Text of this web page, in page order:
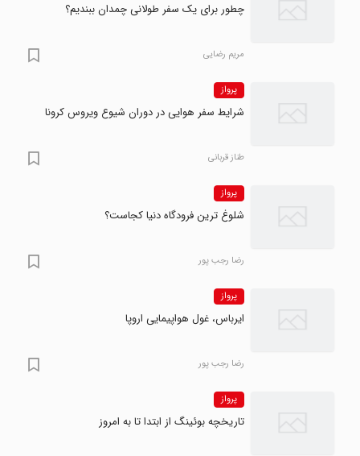
چطور برای یک سفر طولانی چمدان ببندیم؟
مریم رضایی
پرواز
شرایط سفر هوایی در دوران شیوع ویروس کرونا
طناز قربانی
پرواز
شلوغ‌ ترین فرودگاه دنیا کجاست؟
رضا‍ رجب پور
پرواز
ایرباس، غول هواپیمایی اروپا
رضا‍ رجب پور
پرواز
تاریخچه بوئینگ از ابتدا تا به امروز